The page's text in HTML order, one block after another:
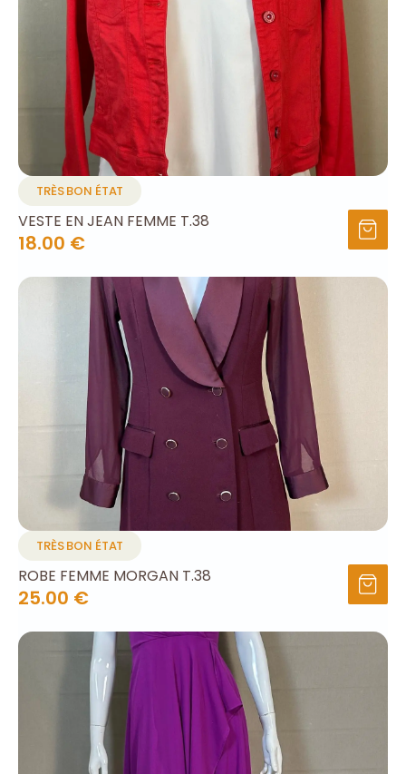
TRÈS BON ÉTAT
VESTE EN JEAN FEMME T.38
18.00 €
TRÈS BON ÉTAT
ROBE FEMME MORGAN T.38
25.00 €